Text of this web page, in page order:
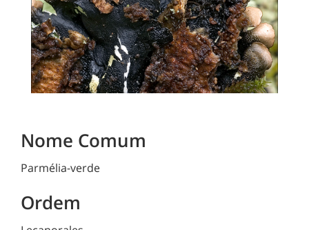
Nome Comum
Parmélia-verde
Ordem